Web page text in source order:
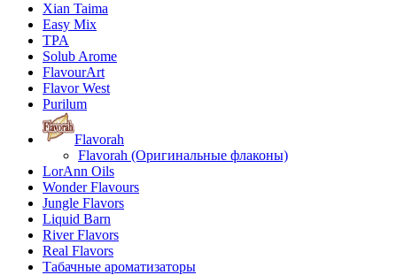
Xian Taima
Easy Mix
TPA
Solub Arome
FlavourArt
Flavor West
Purilum
Flavorah
Flavorah (Оригинальные флаконы)
LorAnn Oils
Wonder Flavours
Jungle Flavors
Liquid Barn
River Flavors
Real Flavors
Табачные ароматизаторы